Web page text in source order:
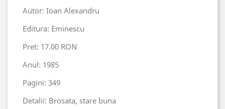
Autor: Ioan Alexandru
Editura: Eminescu
Pret: 17.00 RON
Anul: 1985
Pagini: 349
Detalii: Brosata, stare buna